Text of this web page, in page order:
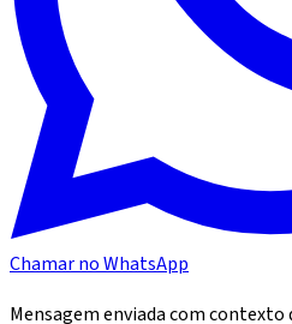
Chamar no WhatsApp
Mensagem enviada com contexto